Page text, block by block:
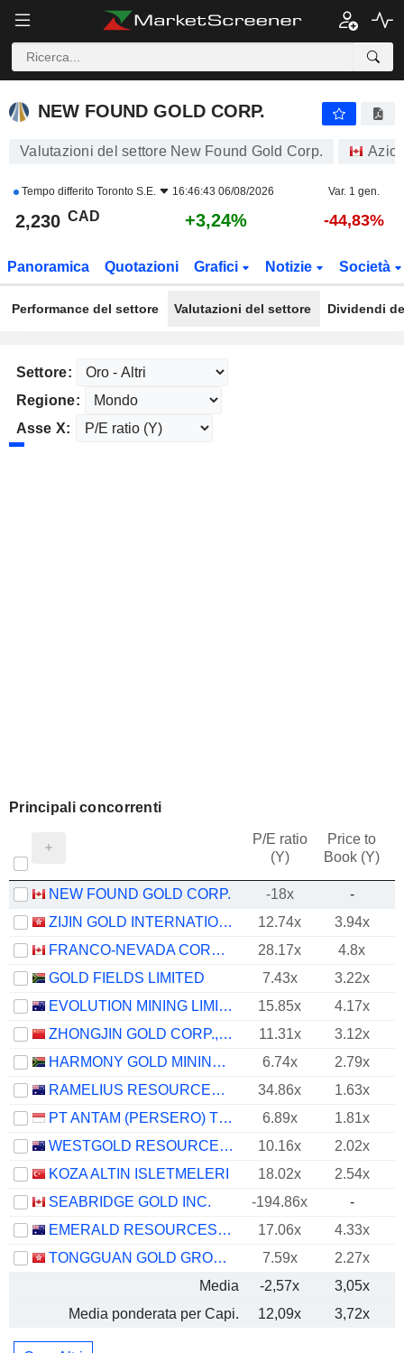
NEW FOUND GOLD CORP.
NEW FOUND GOLD CORP.
Valutazioni del settore New Found Gold Corp.
Tempo differito Toronto S.E. 16:46:43 06/08/2026 Var. 1 gen.
2,230 CAD +3,24% -44,83%
Panoramica Quotazioni Grafici Notizie Società
Performance del settore Valutazioni del settore Dividendi
Settore:
Regione:
Asse X:
Principali concorrenti
P/E ratio
(Y)
Price to
Book (Y)
NEW FOUND GOLD CORP. -18x
-
ZIJIN GOLD INTERNATIONAL COMPANY LIMITED
12.74x
3.94x
FRANCO-NEVADA CORPORATION
28.17x
4.8x
GOLD FIELDS LIMITED
7.43x
3.22x
EVOLUTION MINING LIMITED
15.85x
4.17x
ZHONGJIN GOLD CORP.,LTD
11.31x
3.12x
HARMONY GOLD MINING COMPANY LIMITED
6.74x
2.79x
RAMELIUS RESOURCES LIMITED
34.86x
1.63x
PT ANTAM (PERSERO) TBK
6.89x
1.81x
WESTGOLD RESOURCES LIMITED
10.16x
2.02x
KOZA ALTIN ISLETMELERI
18.02x
2.54x
SEABRIDGE GOLD INC.
-194.86x
-
EMERALD RESOURCES NL
17.06x
4.33x
TONGGUAN GOLD GROUP LIMITED
7.59x
2.27x
Media
-2,57x
3,05x
Media ponderata per Capi.
12,09x 3,72x